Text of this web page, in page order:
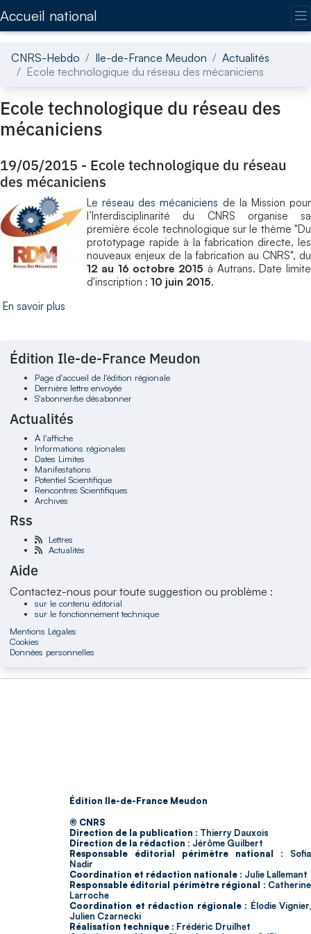
Accueil national
CNRS-Hebdo Ile-de-France Meudon
Actualités
Ecole technologique du réseau des mécaniciens
Ecole technologique du réseau des
mécaniciens
19/05/2015 - Ecole technologique du réseau
des mécaniciens
Leréseau des mécaniciens de la Mission pour
l’Interdisciplinarité du CNRS organise sa
première école technologique sur le thème "Du
prototypage rapide à la fabrication directe, les
nouveaux enjeux de la fabrication au CNRS", du
12 au 16 octobre 2015 à Autrans. Date limite
d'inscription : 10 juin 2015.
En savoir plus
Édition Ile-de-France Meudon
Page d'accueil de l'édition régionale
Dernière lettre envoyée
S'abonner/se désabonner
Actualités
À l'affiche
Informations régionales
Dates Limites
Manifestations
Potentiel Scientifique
Rencontres Scientifiques
Archives
Rss
Lettres
Actualités
Aide
Contactez-nous pour toute suggestion ou problème :
sur le contenu éditorial
sur le fonctionnement technique
Mentions Légales
Cookies
Données personnelles
Édition Ile-de-France Meudon
© CNRS
Direction de la publication : Thierry Dauxois
Direction de la rédaction : Jérôme Guilbert
Responsable éditorial périmètre national : Sofia
Nadir
Coordination et rédaction nationale : Julie Lallemant
Responsable éditorial périmètre régional : Catherine
Larroche
Coordination et rédaction régionale : Élodie Vignier,
Julien Czarnecki
Réalisation technique : Frédéric Druilhet